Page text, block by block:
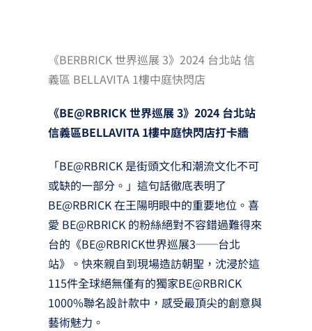
《BERBRICK 世界巡展 3》2024 台北站 信
義區 BELLAVITA 1樓中庭快閃店
《BE@RBRICK 世界巡展 3》2024 台北站
信義區BELLAVITA 1樓中庭快閃店打卡牆
「BE@RBRICK 是街頭文化和潮流文化不可
或缺的一部分。」這句話徹底表明了
BE@RBRICK 在王陽明眼中的重要地位。喜
愛 BE@RBRICK 的粉絲絕對不容錯過難得來
台的《BE@RBRICK世界巡展3──台北
站》。快來親自到現場造訪朝聖，沈浸於這
115件全球絕無僅有的獨家BE@RBRICK
1000%聯名設計款中，感受最頂尖的創意與
藝術魅力。